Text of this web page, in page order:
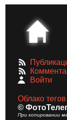
Войти
Облако тегов
©
При копировании